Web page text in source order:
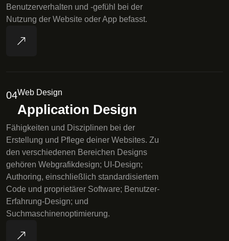
Benutzerverhalten und -gefühl bei der
Nutzung der Website oder App befasst.
04Web Design
Application Design
Fähigkeiten und Disziplinen bei der
Erstellung und Pflege deiner Websites. Zu
den verschiedenen Bereichen Designs
gehören Webgrafikdesign; UI-Design;
Authoring, einschließlich standardisiertem
Code und proprietärer Software; Benutzer-
Erfahrung-Design; und
Suchmaschinenoptimierung.